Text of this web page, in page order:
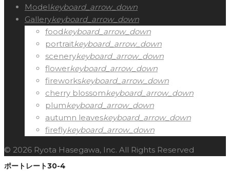
Modelkeyboard_arrow_down
Gallerykeyboard_arrow_down
foodkeyboard_arrow_down
portraitkeyboard_arrow_down
scenerykeyboard_arrow_down
flowerkeyboard_arrow_down
fireworkskeyboard_arrow_down
cherry blossomkeyboard_arrow_down
plumkeyboard_arrow_down
autumn leaveskeyboard_arrow_down
fireflykeyboard_arrow_down
© 2026 Ryota Hasegawa, Inc. All Rights Reserved
ポートレート30-4